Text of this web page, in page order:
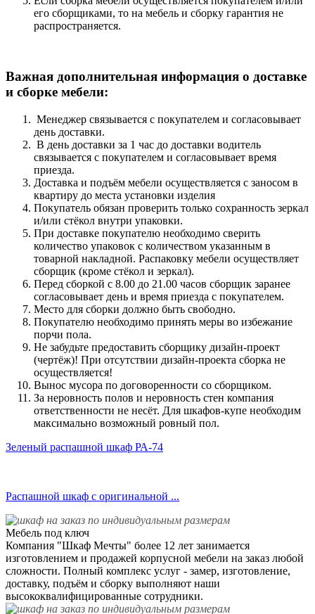
его сборщиками, то на мебель и сборку гарантия не
распространяется.
Важная дополнительная информация о доставке
и сборке мебели:
Менеджер связывается с покупателем и согласовывает
день доставки.
В день доставки за 1 час до доставки водитель
связывается с покупателем и согласовывает время
приезда.
Доставка и подъём мебели осуществляется с заносом в
квартиру до места установки изделия
Покупатель обязан проверить только сохранность зеркал
и/или стёкол внутри упаковки.
При доставке покупателю необходимо сверить
количество упаковок с количеством указанным в
товарной накладной. Распаковку мебели осуществляет
сборщик (кроме стёкол и зеркал).
Перед сборкой с 8.00 до 21.00 часов сборщик заранее
согласовывает день и время приезда с покупателем.
Место для сборки должно быть свободно.
Покупателю необходимо принять меры во избежание
порчи пола.
Не забудьте предоставить сборщику дизайн-проект
(чертёж)! При отсутствии дизайн-проекта сборка не
осуществляется!
Вынос мусора по договоренности со сборщиком.
За неровность полов и неровность стен компания
ответственности не несёт. Для шкафов-купе необходим
максимально возможный ровный пол.
Зеленый распашной шкаф РА-74
Распашной шкаф с оригинальной ...
Мебель под ключ
Компания "Шкаф Мечты" более 12 лет занимается
изготовлением и продажей корпусной мебели на заказ любой
сложности. Полный комплекс услуг - замер, изготовление,
доставку, подъём и сборку выполняют наши
высококвалифицированные сотрудники.